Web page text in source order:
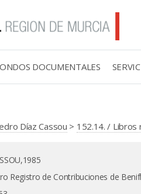
DOCUMENTALES
Díaz Cassou > 152.14. / Libros
Registro de Contribuciones de